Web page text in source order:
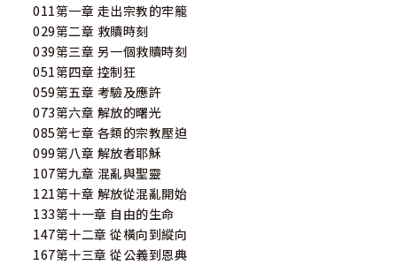
011第一章 走出宗教的牢籠
029第二章 救贖時刻
039第三章 另一個救贖時刻
051第四章 控制狂
059第五章 考驗及應許
073第六章 解放的曙光
085第七章 各類的宗教壓迫
099第八章 解放者耶穌
107第九章 混亂與聖靈
121第十章 解放從混亂開始
133第十一章 自由的生命
147第十二章 從橫向到縱向
167第十三章 從公義到恩典